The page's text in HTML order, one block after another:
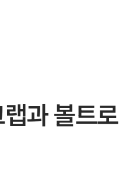
과 볼트로